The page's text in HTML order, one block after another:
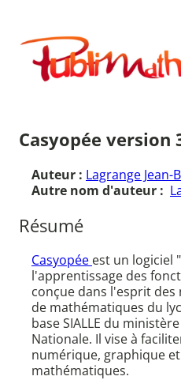
contenu
Publimath
Casyopée version
Auteur : Lagrange Jean-
Autre nom d'auteur :
Résumé
Casyopée est un logiciel
l'apprentissage des
conçue dans l'esprit
de mathématiques du
base SIALLE du
Nationale. Il vise à
numérique, graphique
mathématiques.